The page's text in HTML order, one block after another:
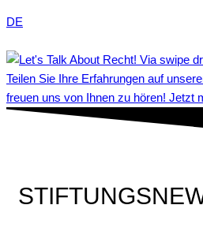
DE
Teilen Sie Ihre Erfahrungen auf
freuen uns von Ihnen zu hören! Jetzt